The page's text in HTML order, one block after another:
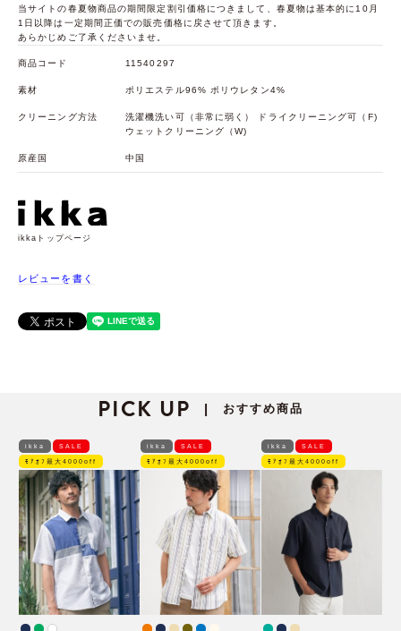
当サイトの春夏物商品の期間限定割引価格につきまして、春夏物は基本的に10月
1日以降は一定期間正価での販売価格に戻させて頂きます。
あらかじめご了承くださいませ。
商品コード 11540297
素材 ポリエステル96% ポリウレタン4%
クリーニング方法
洗濯機洗い可（非常に弱く） ドライクリーニング可（F)
ウェットクリーニング（W)
原産国 中国
ikkaトップページ
レビューを書く
PICK UP | おすすめ商品
ikka SALE
ﾓｱｵﾌ最大4000off
ikka SALE
ﾓｱｵﾌ最大4000off
ikka SALE
ﾓｱｵﾌ最大4000off